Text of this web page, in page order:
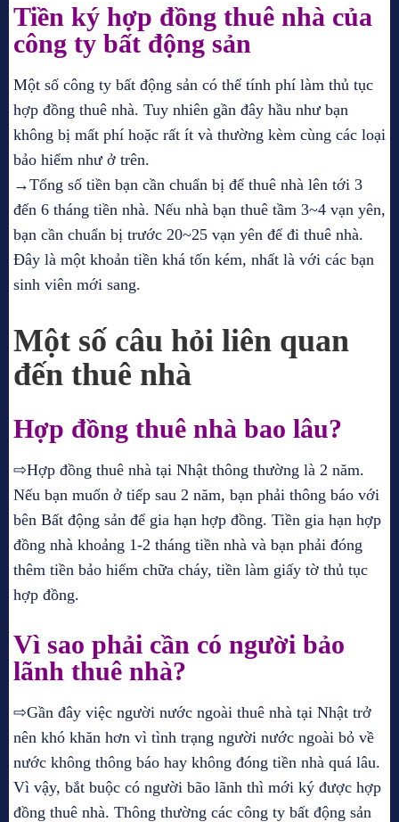
Tiền ký hợp đồng thuê nhà của
công ty bất động sản
Một số công ty bất động sản có thể tính phí làm thủ tục
hợp đồng thuê nhà. Tuy nhiên gần đây hầu như bạn
không bị mất phí hoặc rất ít và thường kèm cùng các loại
bảo hiểm như ở trên.
→Tổng số tiền bạn cần chuẩn bị để thuê nhà lên tới 3
đến 6 tháng tiền nhà. Nếu nhà bạn thuê tầm 3~4 vạn yên,
bạn cần chuẩn bị trước 20~25 vạn yên để đi thuê nhà.
Đây là một khoản tiền khá tốn kém, nhất là với các bạn
sinh viên mới sang.
Một số câu hỏi liên quan
đến thuê nhà
Hợp đồng thuê nhà bao lâu?
⇨Hợp đồng thuê nhà tại Nhật thông thường là 2 năm.
Nếu bạn muốn ở tiếp sau 2 năm, bạn phải thông báo với
bên Bất động sản để gia hạn hợp đồng. Tiền gia hạn hợp
đồng nhà khoảng 1-2 tháng tiền nhà và bạn phải đóng
thêm tiền bảo hiểm chữa cháy, tiền làm giấy tờ thủ tục
hợp đồng.
Vì sao phải cần có người bảo
lãnh thuê nhà?
⇨Gần đây việc người nước ngoài thuê nhà tại Nhật trở
nên khó khăn hơn vì tình trạng người nước ngoài bỏ về
nước không thông báo hay không đóng tiền nhà quá lâu.
Vì vậy, bắt buộc có người bão lãnh thì mới ký được hợp
đồng thuê nhà. Thông thường các công ty bất động sản